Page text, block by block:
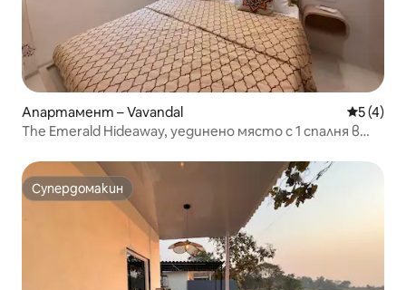
Апартамент – Vavandal Средна
5 (4)
The Emerald Hideaway, уединено място с 1 спалня в
Супердомакин
Супердомакин